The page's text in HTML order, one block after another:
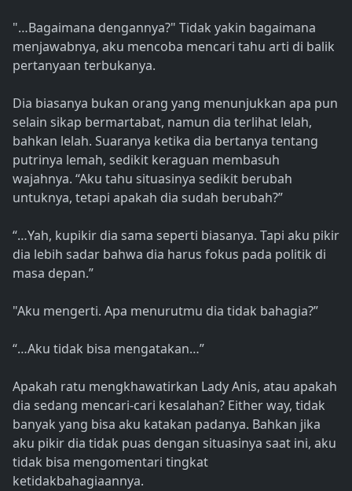
"…Bagaimana dengannya?" Tidak yakin bagaimana
menjawabnya, aku mencoba mencari tahu arti di balik
pertanyaan terbukanya.
Dia biasanya bukan orang yang menunjukkan apa pun
selain sikap bermartabat, namun dia terlihat lelah,
bahkan lelah. Suaranya ketika dia bertanya tentang
putrinya lemah, sedikit keraguan membasuh
wajahnya. “Aku tahu situasinya sedikit berubah
untuknya, tetapi apakah dia sudah berubah?”
“…Yah, kupikir dia sama seperti biasanya. Tapi aku pikir
dia lebih sadar bahwa dia harus fokus pada politik di
masa depan.”
"Aku mengerti. Apa menurutmu dia tidak bahagia?”
“…Aku tidak bisa mengatakan…”
Apakah ratu mengkhawatirkan Lady Anis, atau apakah
dia sedang mencari-cari kesalahan? Either way, tidak
banyak yang bisa aku katakan padanya. Bahkan jika
aku pikir dia tidak puas dengan situasinya saat ini, aku
tidak bisa mengomentari tingkat
ketidakbahagiaannya.